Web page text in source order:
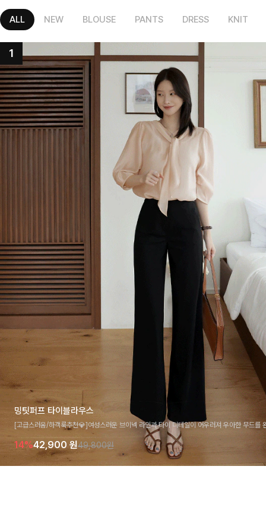
ALL NEW BLOUSE PANTS DRESS KNIT
밍팃퍼프 타이블라우스
[고급스러움/하객룩추천💎]여성스러운 브이넥 라인과 타이 디테일이 어우러져 우아한 무드를
라우스 🤍 여유로운 7부 소매로 편안하게 착용되며 데일리룩부터 출근룩, 하객룩까지 세련된
기 좋은 아이템이에요
14%42,900 원49,800원